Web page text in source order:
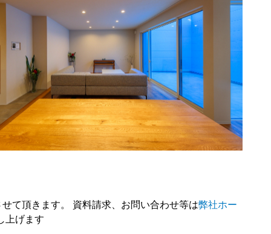
て頂きます。 資料請求、お問い合わせ等は弊社ホー
上げます